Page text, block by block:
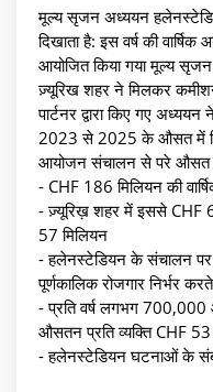
मूल्य सृजन अध्ययन
दिखाता है: इस वर्ष की
आयोजित किया गया मूल्य
ज़्यूरिख शहर ने मिलकर
पार्टनर द्वारा किए गए
2023 से 2025 के औसत में
आयोजन संचालन से परे औसत
- CHF 186 मिलियन की
- ज़्यूरिख़ शहर में इससे CHF
57 मिलियन
- हलेनस्टेडियन के संचालन पर
पूर्णकालिक रोजगार निर्भर
- प्रति वर्ष लगभग
औसतन प्रति व्यक्ति CHF
- हलेनस्टेडियन घटनाओं के